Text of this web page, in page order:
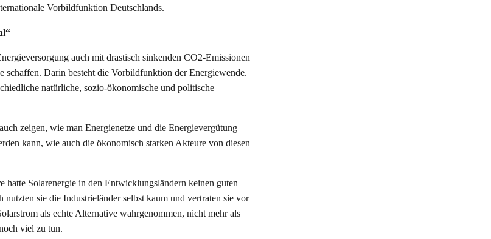
Vorbildfunktion Deutschlands.
auch mit drastisch sinkenden CO2-Emissionen
schaffen. Darin besteht die Vorbildfunktion der Energiewende.
natürliche, sozio-ökonomische und politische
zeigen, wie man Energienetze und die Energievergütung
kann, wie auch die ökonomisch starken Akteure von diesen
Solarenergie in den Entwicklungsländern keinen guten
sie die Industrieländer selbst kaum und vertraten sie vor
als echte Alternative wahrgenommen, nicht mehr als
viel zu tun.